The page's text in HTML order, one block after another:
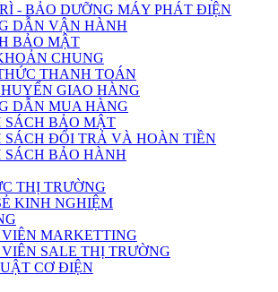
- BẢO DƯỠNG MÁY PHÁT ĐIỆN
DẪN VẬN HÀNH
BẢO MẬT
CHUNG
THANH TOÁN
GIAO HÀNG
DẪN MUA HÀNG
SÁCH BẢO MẬT
SÁCH ĐỔI TRẢ VÀ HOÀN TIỀN
SÁCH BẢO HÀNH
THỊ TRƯỜNG
KINH NGHIỆM
MARKETTING
SALE THỊ TRƯỜNG
CƠ ĐIỆN